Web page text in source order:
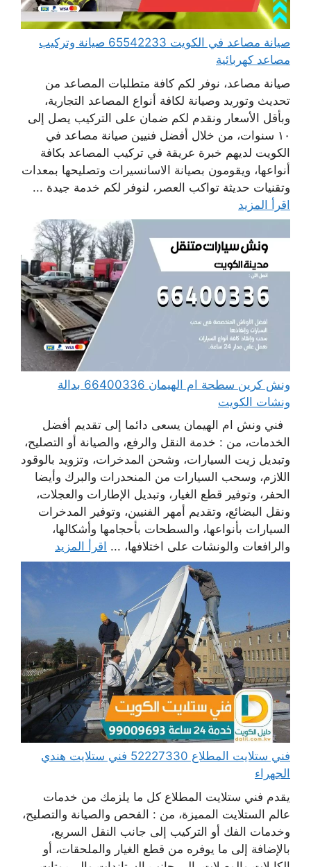
صيانة مصاعد في الكويت 65542233 صيانة وتركيب
مصاعد كهربائية
صيانة مصاعد، نوفر لكم كافة متطلبات المصاعد من
تحديث وتوريد وصيانة لكافة أنواع المصاعد التجارية،
وبأقل الأسعار ونقدم لكم ضمان على التركيب يصل إلى
١٠ سنوات، من خلال أفضل فنيين صيانة مصاعد في
الكويت لديهم خبرة عريقة في تركيب المصاعد بكافة
أنواعها، ويقومون بصيانة الاسانسيرات وتصليحها بمعدات
وتقنيات حديثة تواكب العصر، لنوفر لكم خدمة جيدة ...
اقرأ المزيد
ونش كرين سطحة ام الهيمان 66400336 بدالة
ونشات الكويت
فني ونش ام الهيمان يسعى دائما إلى تقديم أفضل
الخدمات، من : خدمة النقل والرفع، والصيانة أو التصليح،
وتبديل زيت السيارات، وشحن المدخرات، وتزويد بالوقود
اللازم، وسحب السيارات من المنحدرات والبرك وأيضا
الحفر، وتوفير قطع الغيار، وتبديل الإطارات والعجلات،
ونقل البضائع، وتقديم أمهر الفنيين، وتوفير المدخرات
السيارات بأنواعها، والسطحات بأحجامها وأشكالها،
والرافعات والونشات على اختلافها، ... اقرأ المزيد
فني ستلايت المطلاع 52227330 فني ستلايت هندي
الجهراء
يقدم فني ستلايت المطلاع كل ما يلزمك من خدمات
عالم الستلايت المميزة، من : الفحص والصيانة والتصليح،
وخدمات الفك أو التركيب إلى جانب النقل السريع،
بالإضافة إلى ما يوفره من قطع الغيار والملحقات، أو